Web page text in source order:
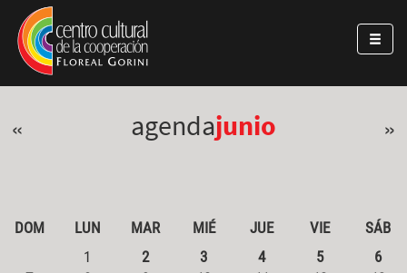
Pasar al contenido principal
Jump to main content
« agendajunio »
DOM LUN MAR MIÉ JUE VIE
SÁB
1
2 3 4 5
6